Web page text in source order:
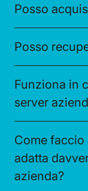
Posso
Posso
Funziona in
server
Come faccio
adatta
azienda?